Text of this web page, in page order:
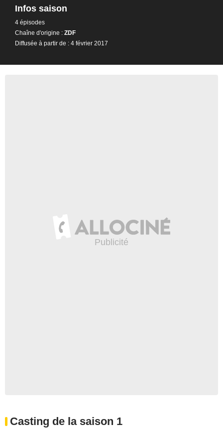
Infos saison
4 épisodes
Chaîne d'origine : ZDF
Diffusée à partir de : 4 février 2017
Casting de la saison 1